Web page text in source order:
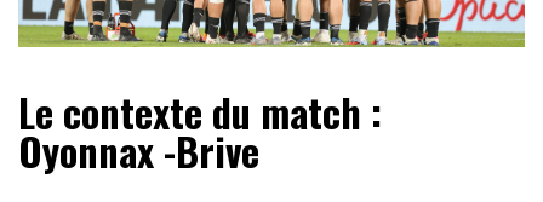
Le contexte du match :
Oyonnax -Brive